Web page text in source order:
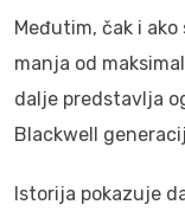
Međutim, čak i
manja od
dalje predstavlja
Blackwell
Istorija pokazuje